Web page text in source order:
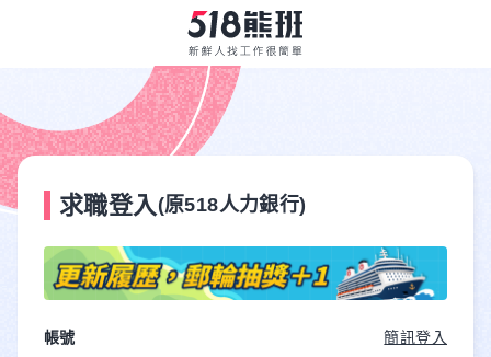
求職登入 (原518人力銀行)
帳號 簡訊登入